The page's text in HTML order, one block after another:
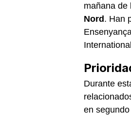
mañana de
Nord. Han
Durante
en